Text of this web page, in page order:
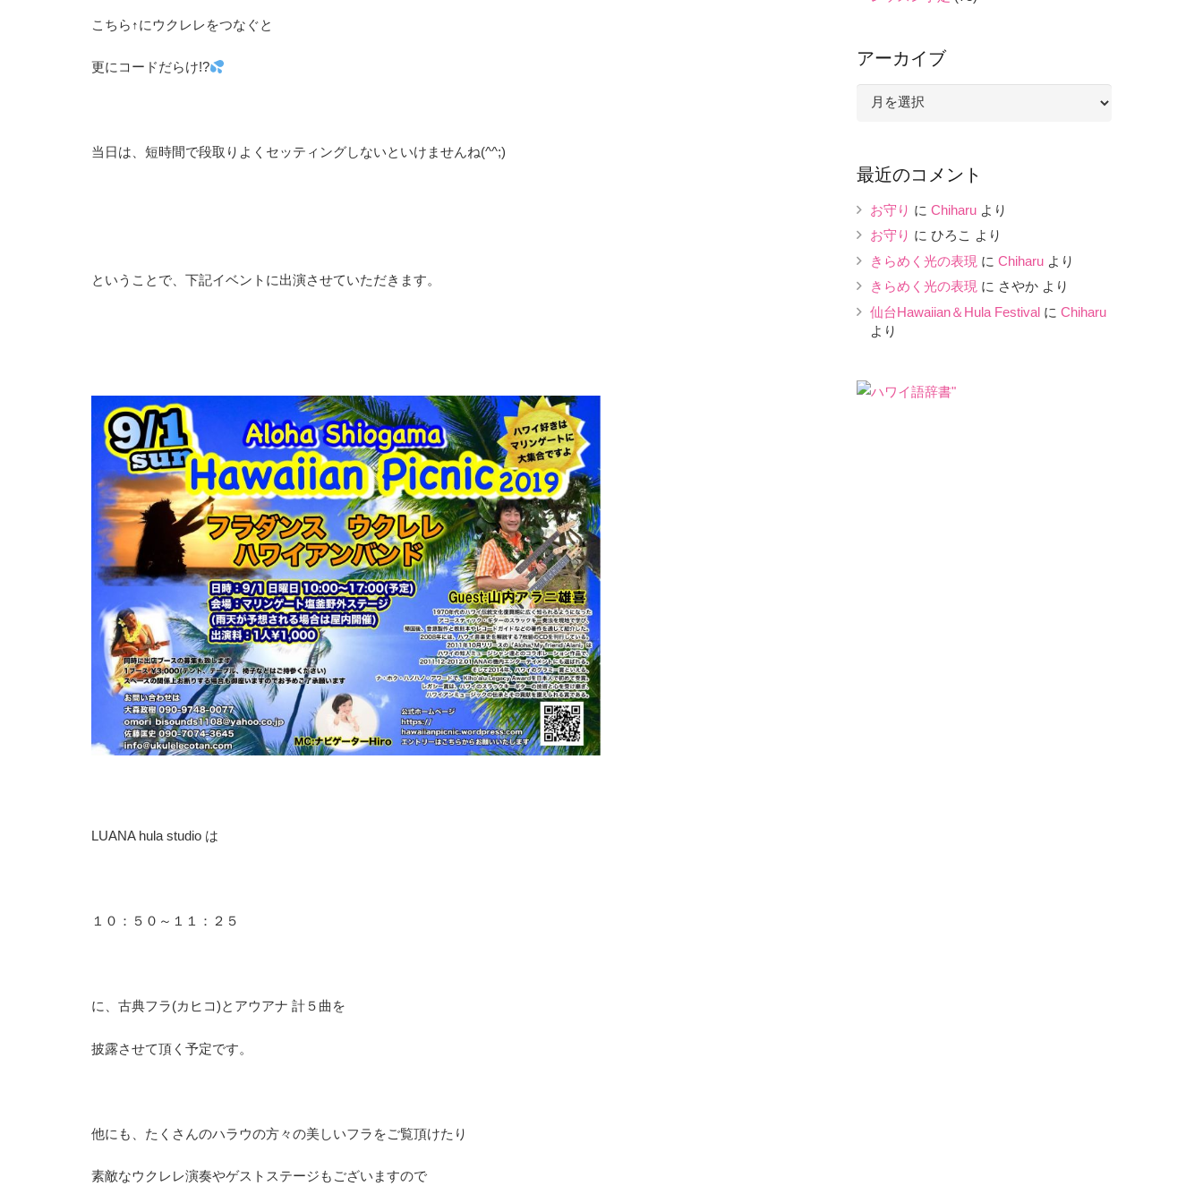
こちら↑にウクレレをつなぐと
更にコードだらけ!?
当日は、短時間で段取りよくセッティングしないといけませんね(^^;)
ということで、下記イベントに出演させていただきます。
LUANA hula studio は
１０：５０～１１：２５
に、古典フラ(カヒコ)とアウアナ 計５曲を
披露させて頂く予定です。
他にも、たくさんのハラウの方々の美しいフラをご覧頂けたり
素敵なウクレレ演奏やゲストステージもございますので
アーカイブ
ブ
最近のコメント
お守り に Chiharu より
お守り に ひろこ より
きらめく光の表現 に Chiharu より
きらめく光の表現 に さやか より
仙台Hawaiian＆Hula Festival に Chiharu
より